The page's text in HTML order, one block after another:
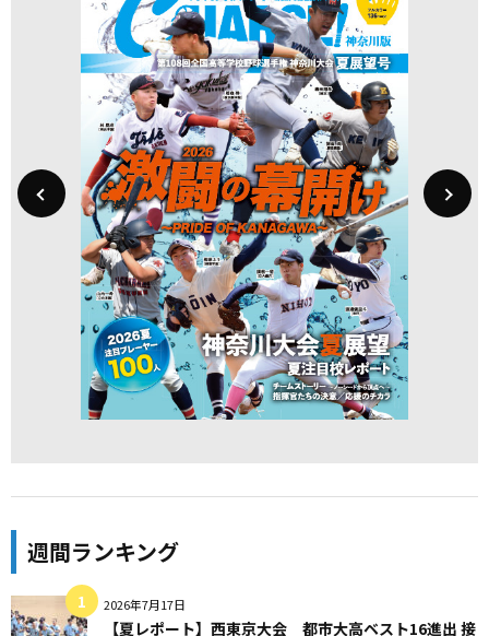
週間ランキング
2026年7月17日
【夏レポート】西東京大会 都市大高ベスト16進出 接